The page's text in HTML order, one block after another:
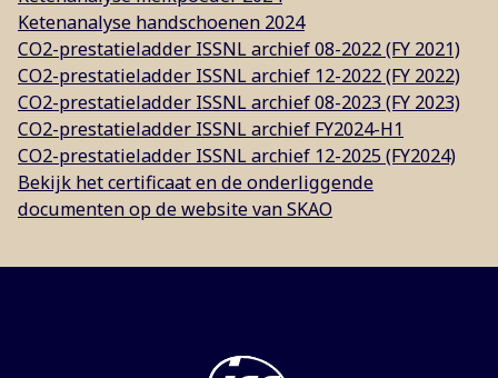
Ketenanalyse handschoenen 2024
CO2-prestatieladder ISSNL archief 08-2022 (FY 2021)
CO2-prestatieladder ISSNL archief 12-2022 (FY 2022)
CO2-prestatieladder ISSNL archief 08-2023 (FY 2023)
CO2-prestatieladder ISSNL archief FY2024-H1
CO2-prestatieladder ISSNL archief 12-2025 (FY2024)
Bekijk het certificaat en de onderliggende
documenten op de website van SKAO